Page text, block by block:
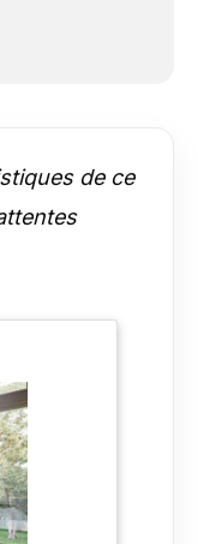
de ce